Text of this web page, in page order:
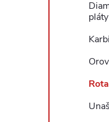
pláty